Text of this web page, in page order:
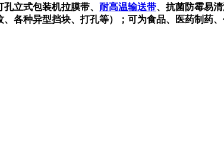
立式包装机拉膜带、 耐高温输送带、抗菌防霉易
各种异型挡块、打孔等）；可为食品、医药制药